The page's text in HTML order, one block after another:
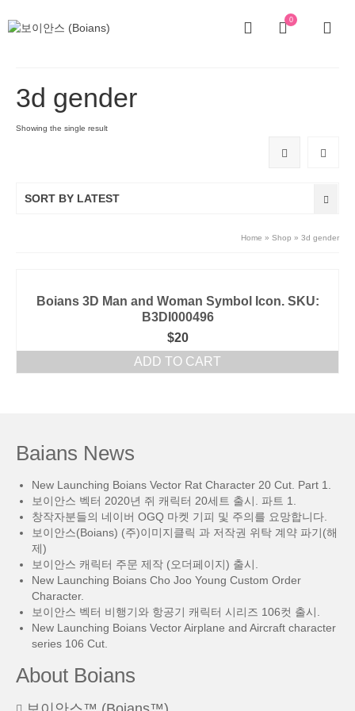
0
3d gender
Showing the single result
SORT BY LATEST
Home » Shop » 3d gender
Boians 3D Man and Woman Symbol Icon. SKU:
B3DI000496
$20
ADD TO CART
Baians News
New Launching Boians Vector Rat Character 20 Cut. Part 1.
보이안스 벡터 2020년 쥐 캐릭터 20세트 출시. 파트 1.
창작자분들의 네이버 OGQ 마켓 기피 및 주의를 요망합니다.
보이안스(Boians) (주)이미지클릭 과 저작권 위탁 계약 파기(해
제)
보이안스 캐릭터 주문 제작 (오더페이지) 출시.
New Launching Boians Cho Joo Young Custom Order
Character.
보이안스 벡터 비행기와 항공기 캐릭터 시리즈 106컷 출시.
New Launching Boians Vector Airplane and Aircraft character
series 106 Cut.
About Boians